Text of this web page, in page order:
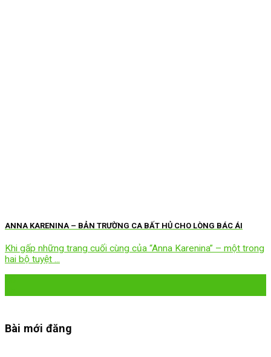
ANNA KARENINA – BẢN TRƯỜNG CA BẤT HỦ CHO LÒNG BÁC ÁI
Khi gấp những trang cuối cùng của “Anna Karenina” – một trong
hai bộ tuyệt ...
Bài mới đăng